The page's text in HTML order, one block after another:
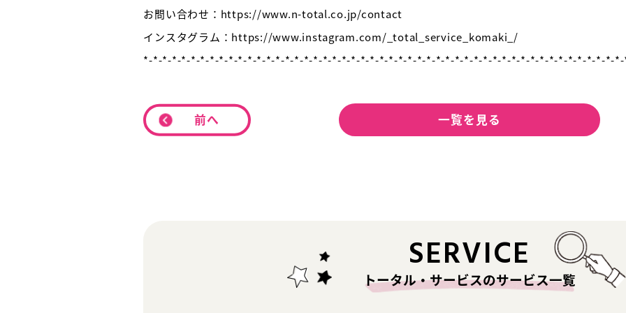
お問い合わせ：https://www.n-total.co.jp/contact
インスタグラム：https://www.instagram.com/_total_service_komaki_/
*-*-*-*-*-*-*-*-*-*-*-*-*-*-*-*-*-*-*-*-*-*-*-*-*-*-*-*-*-*-*-*-*-*-*-*-*-*-*-*-*-*-*-*-*-*-*-*-*-*-
前へ 一覧を見る
SERVICE
トータル・サービスのサービス一覧